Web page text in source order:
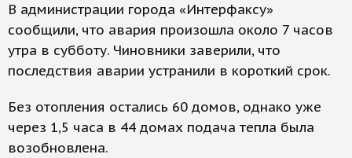
В администрации города «Интерфаксу»
сообщили, что авария произошла около 7 часов
утра в субботу. Чиновники заверили, что
последствия аварии устранили в короткий срок.
Без отопления остались 60 домов, однако уже
через 1,5 часа в 44 домах подача тепла была
возобновлена.